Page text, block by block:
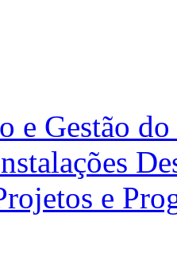
e Gestão
e